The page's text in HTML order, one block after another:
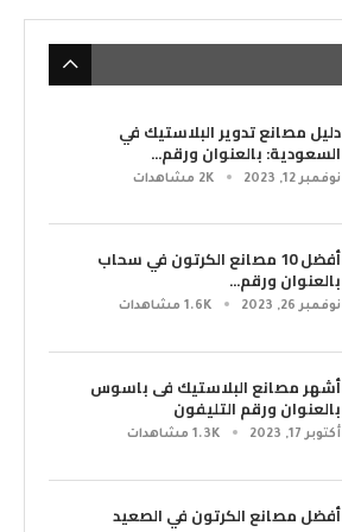
دليل مصانع تدوير البلاستيك في
السعودية: بالعنوان ورقم...
نوفمبر 12, 2023 2K مشاهدات
أفضل 10 مصانع الكرتون في سحاب
بالعنوان ورقم...
نوفمبر 26, 2023 1.6K مشاهدات
أشهر مصانع البلاستيك فى باسوس
بالعنوان ورقم التليفون
أكتوبر 17, 2023 1.3K مشاهدات
أفضل مصانع الكرتون في الصعيد